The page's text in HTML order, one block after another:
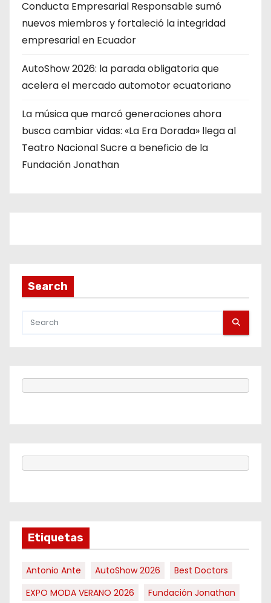
Conducta Empresarial Responsable sumó
nuevos miembros y fortaleció la integridad
empresarial en Ecuador
AutoShow 2026: la parada obligatoria que
acelera el mercado automotor ecuatoriano
La música que marcó generaciones ahora
busca cambiar vidas: «La Era Dorada» llega al
Teatro Nacional Sucre a beneficio de la
Fundación Jonathan
Search
Etiquetas
Antonio Ante AutoShow 2026
Best Doctors
EXPO MODA VERANO 2026
Fundación Jonathan